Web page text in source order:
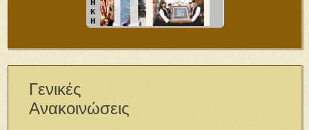
Γενικές
Ανακοινώσεις